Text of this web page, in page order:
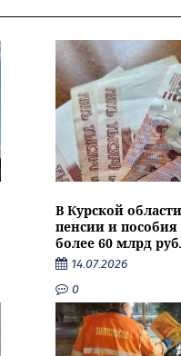
В Курской
пенсии и
более 60 млрд
14.07.2026
0